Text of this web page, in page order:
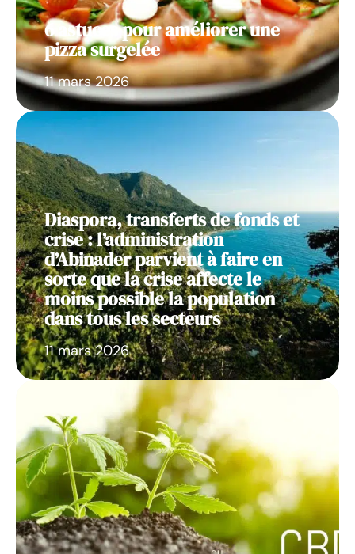
6 astuces pour améliorer une
pizza surgelée
11 mars 2026
Diaspora, transferts de fonds et
crise : l’administration
d’Abinader parvient à faire en
sorte que la crise affecte le
moins possible la population
dans tous les secteurs
11 mars 2026